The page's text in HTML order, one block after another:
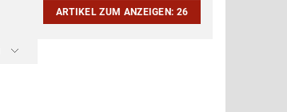
ARTIKEL ZUM ANZEIGEN: 26